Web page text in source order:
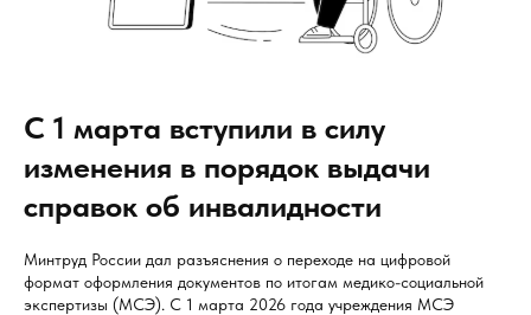
С 1 марта вступили в силу
изменения в порядок выдачи
справок об инвалидности
Минтруд России дал разъяснения о переходе на цифровой
формат оформления документов по итогам медико-социальной
экспертизы (МСЭ). С 1 марта 2026 года учреждения МСЭ